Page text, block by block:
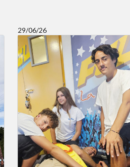
29/06/26